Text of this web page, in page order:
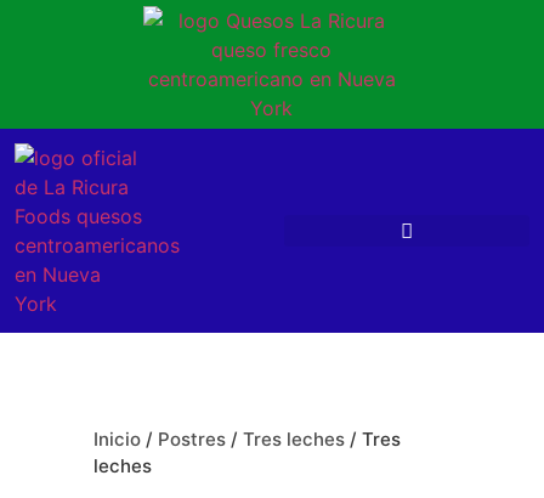
Inicio / Postres / Tres leches / Tres
leches